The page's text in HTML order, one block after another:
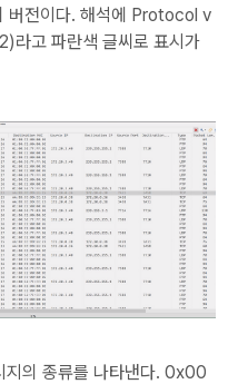
버전이다. 해석에 Protocol v
고 파란색 글씨로 표시가
지의 종류를 나타낸다. 0x00